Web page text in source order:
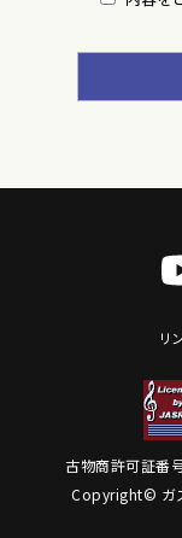
リ
古物商許可証
Copyright© ガ